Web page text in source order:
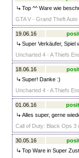
Top ^^ Ware wie
GTA V - Grand Theft
19.06.16
Super Verkäufer, Spiel
Uncharted 4 - A Thiefs
18.06.16
Super! Danke :)
Uncharted 4 - A Thiefs
01.06.16
Alles super, gerne
Call of Duty: Black Ops 3
30.05.16
Top Ware in Super